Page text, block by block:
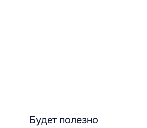
Будет полезно